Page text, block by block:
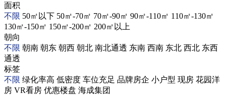
面积
不限 50㎡以下 50㎡-70㎡ 70㎡-90㎡ 90㎡-110㎡ 110㎡-130㎡
130㎡-150㎡ 150㎡-200㎡ 200㎡以上
朝向
不限 朝南 朝东 朝西 朝北 南北通透 东南 西南 东北 西北 东西
通透
标签
不限 绿化率高 低密度 车位充足 品牌房企 小户型 现房 花园洋
房 VR看房 优惠楼盘 海成集团